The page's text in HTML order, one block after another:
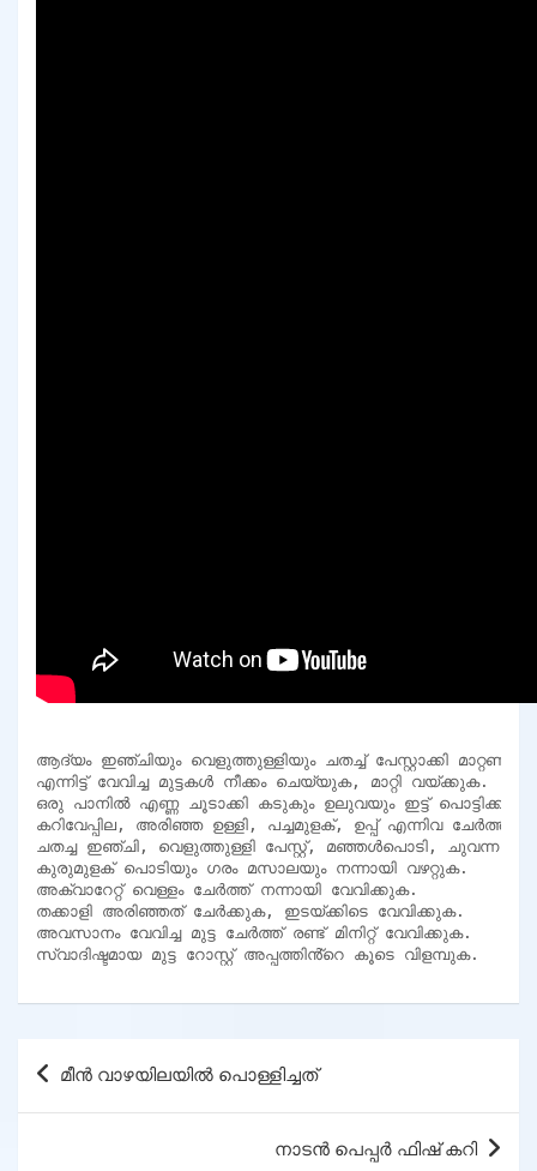
ആദ്യം ഇഞ്ചിയും വെളുത്തുള്ളിയും ചതച്ച് പേസ്റ്റാക്കി മാറ്റണം.
എന്നിട്ട് വേവിച്ച മുട്ടകൾ നീക്കം ചെയ്യുക, മാറ്റി വയ്ക്കുക.
ഒരു പാനിൽ എണ്ണ ചൂടാക്കി കടുകും ഉലുവയും ഇട്ട് പൊട്ടിക്കുക.
കറിവേപ്പില, അരിഞ്ഞ ഉള്ളി, പച്ചമുളക്, ഉപ്പ് എന്നിവ ചേർത്ത്
ചതച്ച ഇഞ്ചി, വെളുത്തുള്ളി പേസ്റ്റ്, മഞ്ഞൾപൊടി, ചുവന്ന
കുരുമുളക് പൊടിയും ഗരം മസാലയും നന്നായി വഴറ്റുക.
അക്വാറേറ്റ് വെള്ളം ചേർത്ത് നന്നായി വേവിക്കുക.
തക്കാളി അരിഞ്ഞത് ചേർക്കുക, ഇടയ്ക്കിടെ വേവിക്കുക.
അവസാനം വേവിച്ച മുട്ട ചേർത്ത് രണ്ട് മിനിറ്റ് വേവിക്കുക.
സ്വാദിഷ്ടമായ മുട്ട റോസ്റ്റ് അപ്പത്തിൻ്റെ കൂടെ വിളമ്പുക.
Post
മീൻ വാഴയിലയിൽ പൊള്ളിച്ചത്
നാടൻ പെപ്പർ ഫിഷ് കറി